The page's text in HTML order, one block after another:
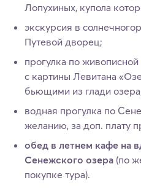
Лопухиных, купола
экскурсия в
Путевой дворец;
прогулка по
с картины Левитана
бьющими из глади
водная прогулка по
желанию, за доп. плату
обед в летнем кафе на
Сенежского озера (по
покупке тура).